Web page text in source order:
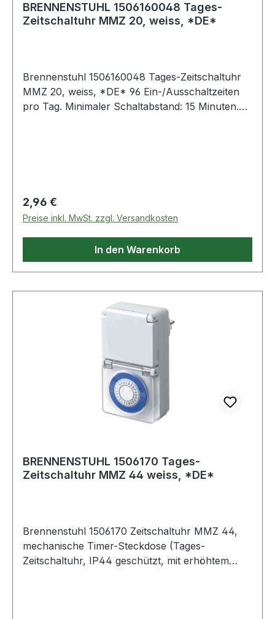
BRENNENSTUHL 1506160048 Tages-
Zeitschaltuhr MMZ 20, weiss, *DE*
Brennenstuhl 1506160048 Tages-Zeitschaltuhr
MMZ 20, weiss, *DE* 96 Ein-/Ausschaltzeiten
pro Tag. Minimaler Schaltabstand: 15 Minuten.
Regulärer Preis:
2,96 €
Preise inkl. MwSt. zzgl. Versandkosten
In den Warenkorb
BRENNENSTUHL 1506170 Tages-
Zeitschaltuhr MMZ 44 weiss, *DE*
Brennenstuhl 1506170 Zeitschaltuhr MMZ 44,
mechanische Timer-Steckdose (Tages-
Zeitschaltuhr, IP44 geschützt, mit erhöhtem